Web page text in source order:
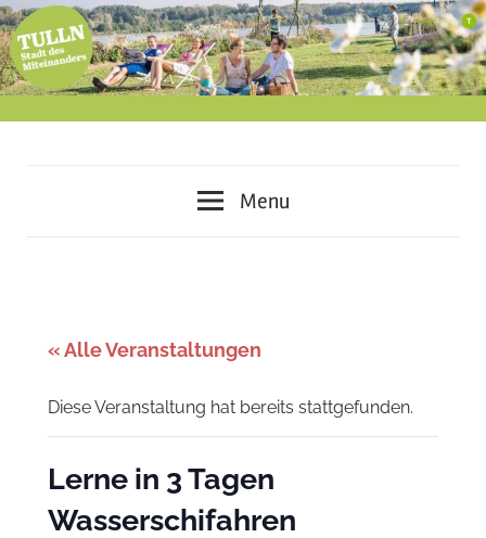
Skip
to
content
des
Miteinanders
gestalten
Menu
« Alle Veranstaltungen
Diese Veranstaltung hat bereits stattgefunden.
Lerne in 3 Tagen
Wasserschifahren